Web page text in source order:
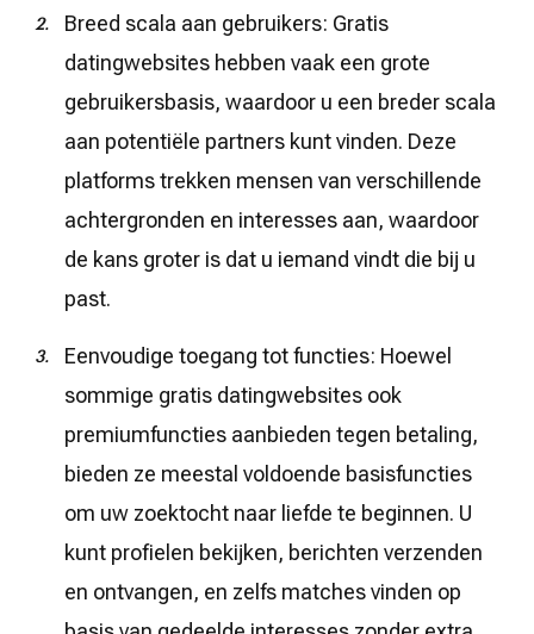
Breed scala aan gebruikers: Gratis
datingwebsites hebben vaak een grote
gebruikersbasis, waardoor u een breder scala
aan potentiële partners kunt vinden. Deze
platforms trekken mensen van verschillende
achtergronden en interesses aan, waardoor
de kans groter is dat u iemand vindt die bij u
past.
Eenvoudige toegang tot functies: Hoewel
sommige gratis datingwebsites ook
premiumfuncties aanbieden tegen betaling,
bieden ze meestal voldoende basisfuncties
om uw zoektocht naar liefde te beginnen. U
kunt profielen bekijken, berichten verzenden
en ontvangen, en zelfs matches vinden op